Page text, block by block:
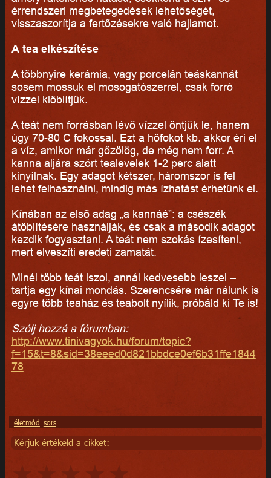
érrendszeri megbetegedések lehetőségét,
visszaszorítja a fertőzésekre való hajlamot.
A tea elkészítése
A többnyire kerámia, vagy porcelán teáskannát
sosem mossuk el mosogatószerrel, csak forró
vízzel kiöblítjük.
A teát nem forrásban lévő vízzel öntjük le, hanem
úgy 70-80 C fokossal. Ezt a hőfokot kb. akkor éri el
a víz, amikor már gőzölög, de még nem forr. A
kanna aljára szórt tealevelek 1-2 perc alatt
kinyílnak. Egy adagot kétszer, háromszor is fel
lehet felhasználni, mindig más ízhatást érhetünk el.
Kínában az első adag „a kannáé”: a csészék
átöblítésére használják, és csak a második adagot
kezdik fogyasztani. A teát nem szokás ízesíteni,
mert elveszíti eredeti zamatát.
Minél több teát iszol, annál kedvesebb leszel –
tartja egy kínai mondás. Szerencsére már nálunk is
egyre több teaház és teabolt nyílik, próbáld ki Te is!
Szólj hozzá a fórumban:
http://www.tinivagyok.hu/forum/topic?
f=15&t=8&sid=38eeed0d821bbdce0ef6b31ffe1844
78
életmód sors
Kérjük értékeld a cikket: